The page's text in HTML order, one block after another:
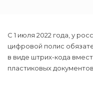
С 1 июля 2022 года, у
цифровой полис
в виде штрих-кода
пластиковых документов.